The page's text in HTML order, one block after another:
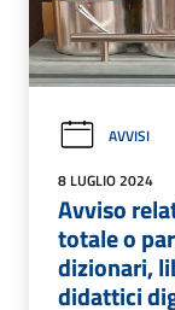
AVVISI
8 LUGLIO 2024
Avviso
totale o
dizionari,
didattici